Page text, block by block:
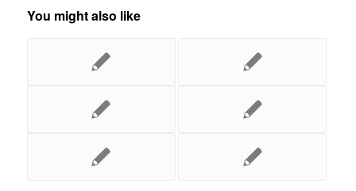
You might also like